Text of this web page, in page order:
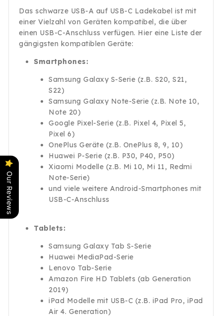
Das schwarze USB-A auf USB-C Ladekabel ist mit
einer Vielzahl von Geräten kompatibel, die über
einen USB-C-Anschluss verfügen. Hier eine Liste der
gängigsten kompatiblen Geräte:
Smartphones:
Samsung Galaxy S-Serie (z.B. S20, S21,
S22)
Samsung Galaxy Note-Serie (z.B. Note 10,
Note 20)
Google Pixel-Serie (z.B. Pixel 4, Pixel 5,
Pixel 6)
OnePlus Geräte (z.B. OnePlus 8, 9, 10)
Huawei P-Serie (z.B. P30, P40, P50)
Xiaomi Modelle (z.B. Mi 10, Mi 11, Redmi
Note-Serie)
und viele weitere Android-Smartphones mit
USB-C-Anschluss
Tablets:
Samsung Galaxy Tab S-Serie
Huawei MediaPad-Serie
Lenovo Tab-Serie
Amazon Fire HD Tablets (ab Generation
2019)
iPad Modelle mit USB-C (z.B. iPad Pro, iPad
Air 4. Generation)
Our Reviews